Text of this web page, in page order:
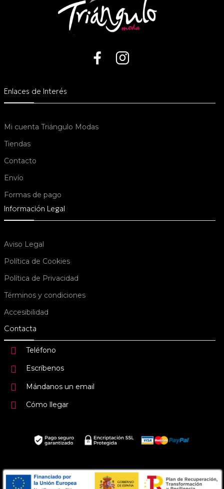
Enlaces de Interés
Mi cuenta Triángulo Modas
Tiendas
Contacto
Envío
Formas de pago
Información Legal
Aviso Legal
Política de Cookies
Política de Privacidad
Términos y condiciones
Accesibilidad
Contacta
Teléfono
Escríbenos
Mándanos un email
Cómo llegar